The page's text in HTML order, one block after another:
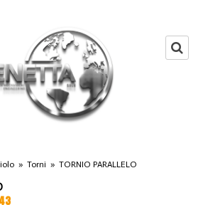
» Torni » TORNIO PARALLELO